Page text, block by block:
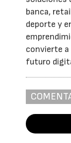
banca,
deporte y
convierte a
futuro